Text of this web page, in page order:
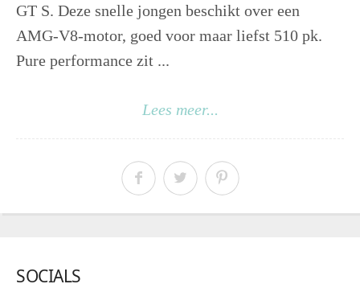
GT S. Deze snelle jongen beschikt over een
AMG-V8-motor, goed voor maar liefst 510 pk.
Pure performance zit ...
Lees meer...
SOCIALS